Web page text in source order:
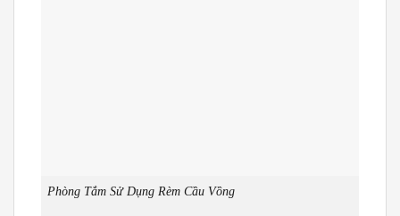
Phòng Tắm Sử Dụng Rèm Cầu Vồng